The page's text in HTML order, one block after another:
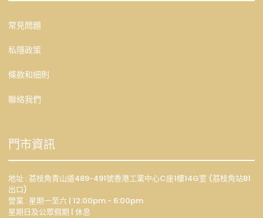
常見問題
私隱政策
條款和細則
聯絡我們
門市資訊
地址 : 荔枝角青山道489-491號香港工業中心C座1樓14G室 (荔枝角站B1
出口)
營業 : 星期一至六 | 12:00pm - 6:00pm
星期日及公眾假期 | 休息